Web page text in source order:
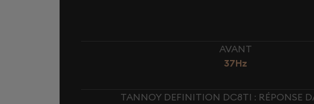
AVANT
37Hz
TANNOY DEFINITION DC8TI : RÉPONSE